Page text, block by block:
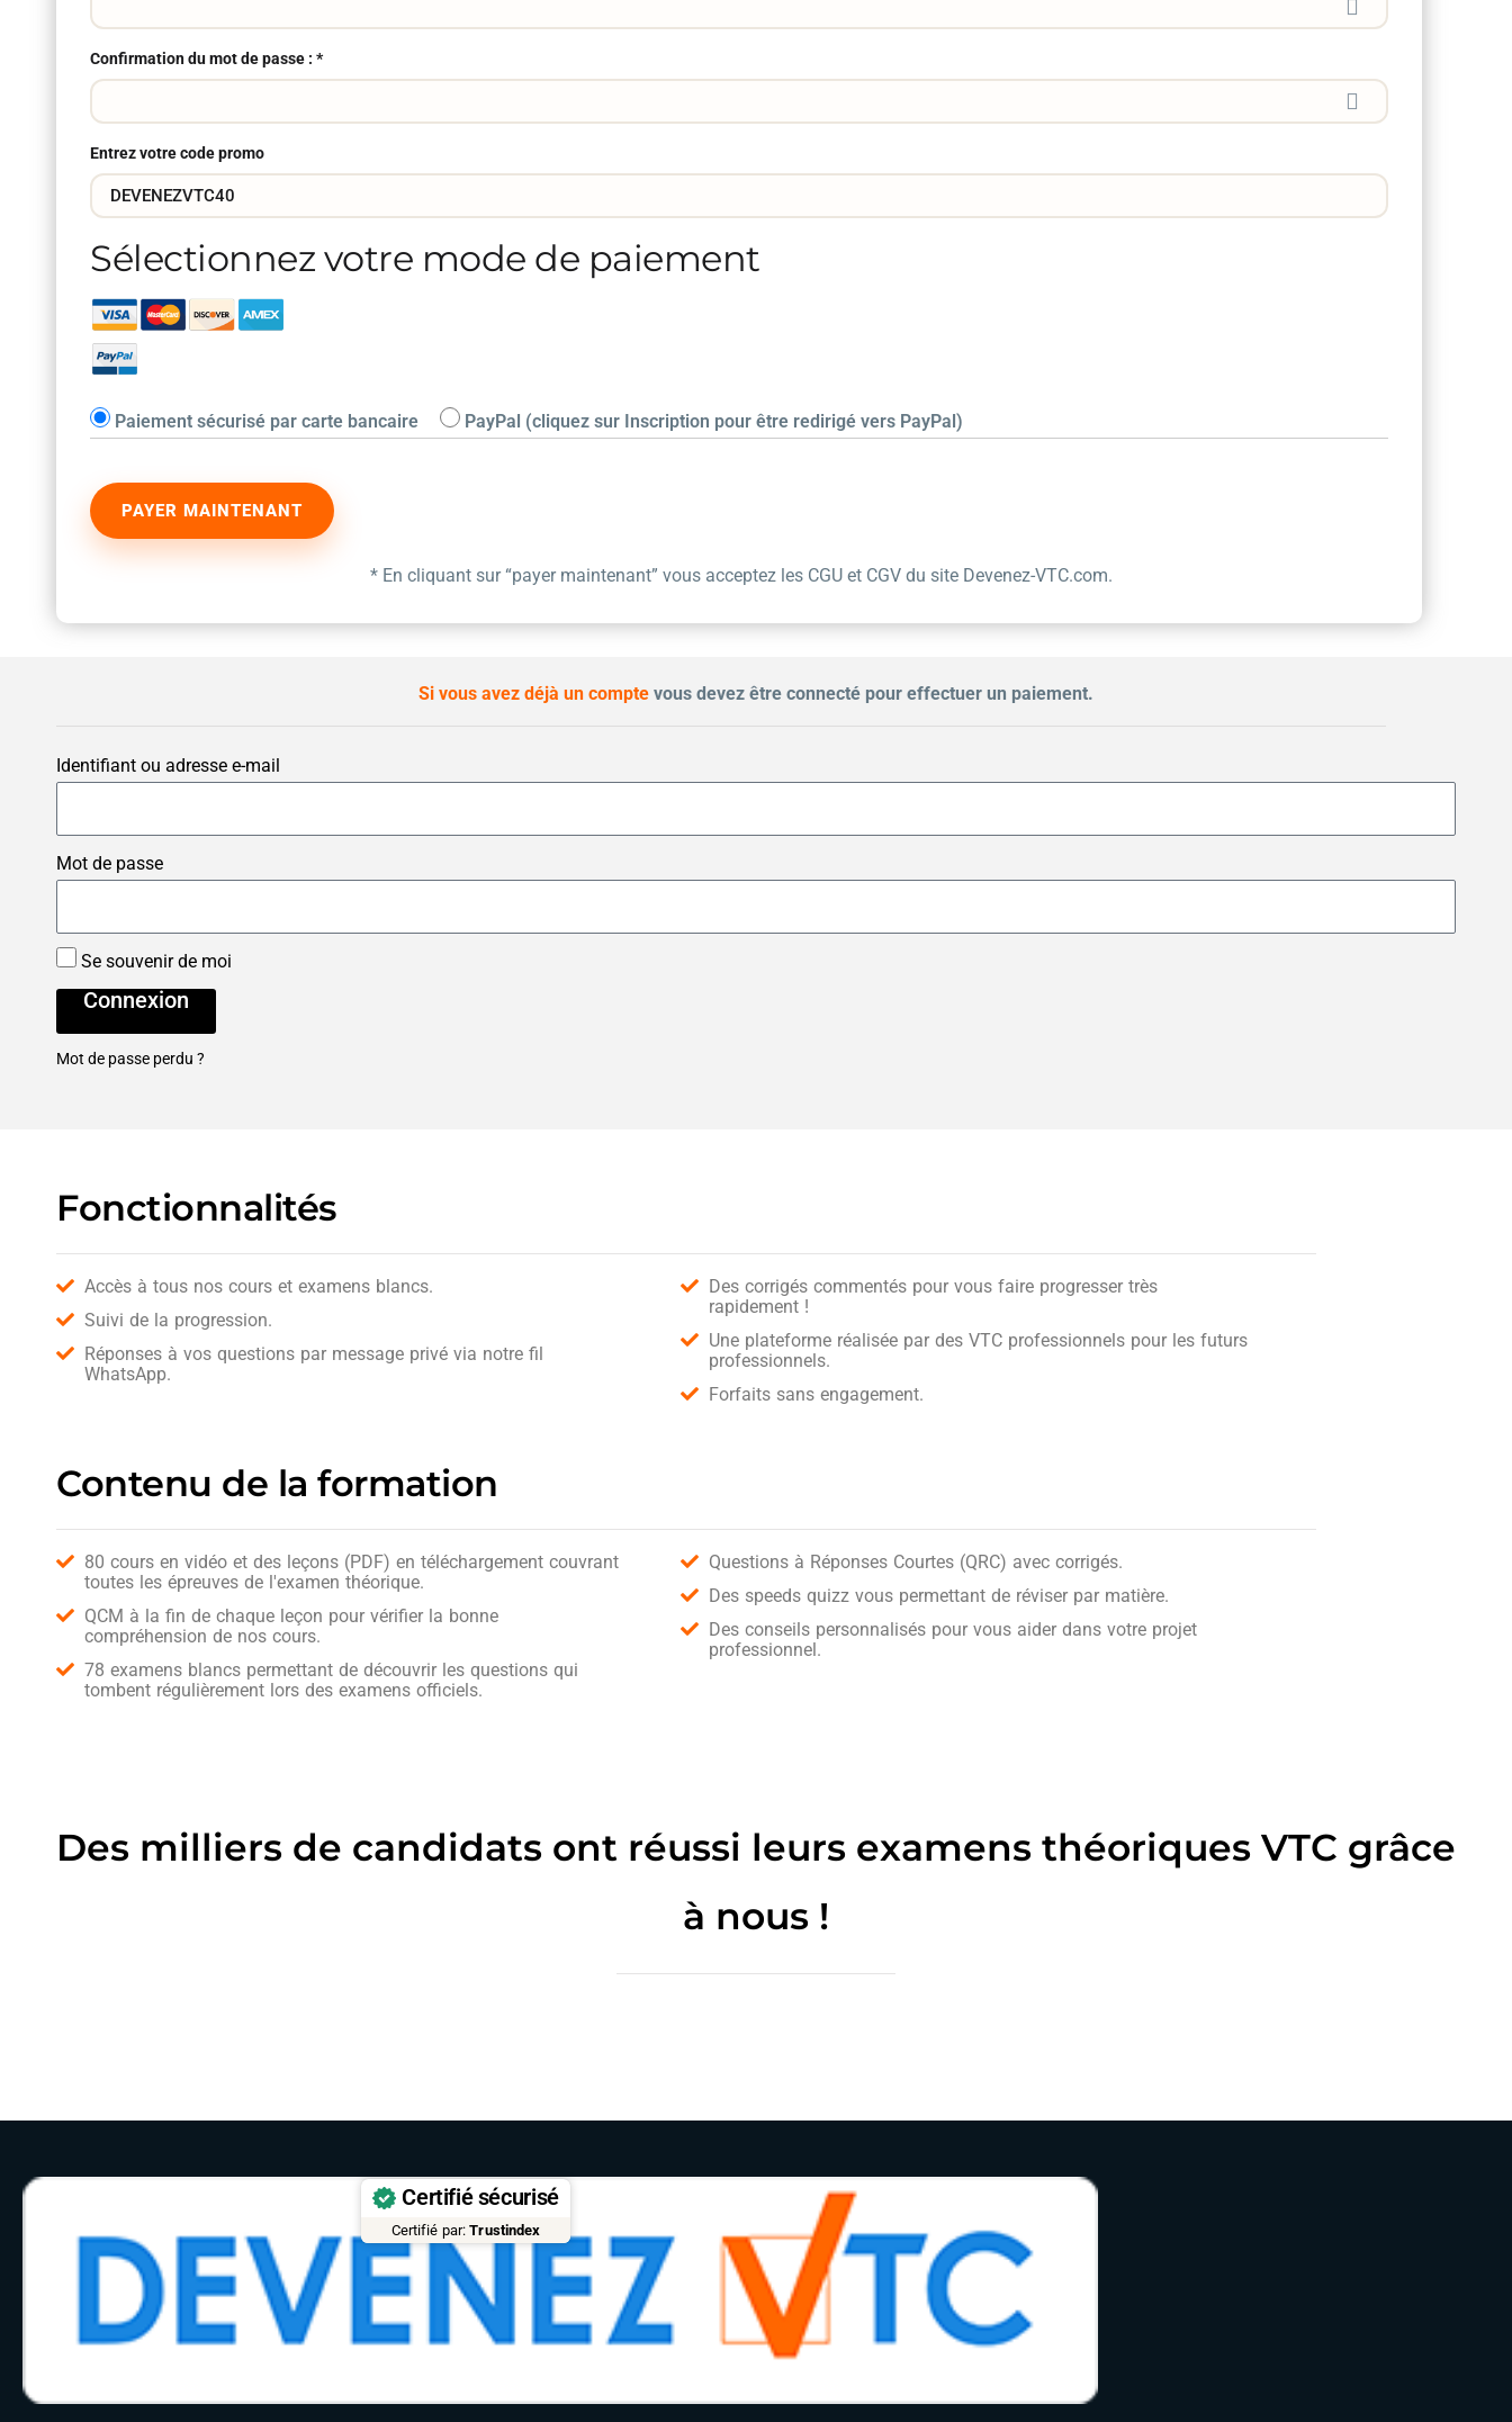
Confirmation du mot de passe : *
Entrez votre code promo
Sélectionnez votre mode de paiement
Paiement sécurisé par carte bancaire PayPal (cliquez sur Inscription pour être redirigé vers PayPal)
* En cliquant sur “payer maintenant” vous acceptez les CGU et CGV du site Devenez-VTC.com.
Si vous avez déjà un compte vous devez être connecté pour effectuer un paiement.
Identifiant ou adresse e-mail
Mot de passe
Se souvenir de moi
Connexion
Mot de passe perdu ?
Fonctionnalités
Accès à tous nos cours et examens blancs.
Suivi de la progression.
Réponses à vos questions par message privé via notre fil
WhatsApp.
Des corrigés commentés pour vous faire progresser très
rapidement !
Une plateforme réalisée par des VTC professionnels pour les futurs
professionnels.
Forfaits sans engagement.
Contenu de la formation
80 cours en vidéo et des leçons (PDF) en téléchargement couvrant
toutes les épreuves de l'examen théorique.
QCM à la fin de chaque leçon pour vérifier la bonne
compréhension de nos cours.
78 examens blancs permettant de découvrir les questions qui
tombent régulièrement lors des examens officiels.
Questions à Réponses Courtes (QRC) avec corrigés.
Des speeds quizz vous permettant de réviser par matière.
Des conseils personnalisés pour vous aider dans votre projet
professionnel.
Des milliers de candidats ont réussi leurs examens théoriques VTC grâce
à nous !
Certifié sécurisé
Certifié par:Trustindex